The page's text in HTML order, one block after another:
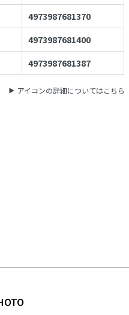
4973987681370
4973987681400
4973987681387
アイコンの詳細についてはこちら